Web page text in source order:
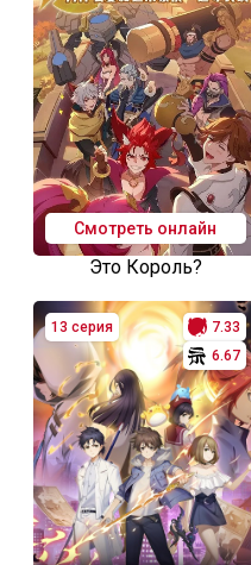
Смотреть онлайн
Это Король?
13 серия
7.33
6.67